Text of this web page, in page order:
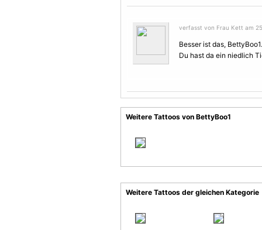
verfasst von Frau Kett am
Besser ist das,
Du hast da ein niedlich
Weitere Tattoos von BettyBoo1
Weitere Tattoos der gleichen Kategorie